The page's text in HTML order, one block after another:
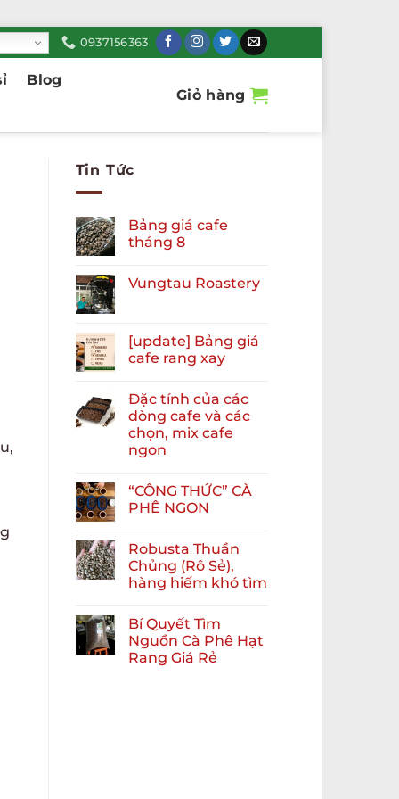
0937156363
Blog
Giỏ hàng
Tin Tức
Bảng giá cafe
tháng 8
Vungtau Roastery
[update] Bảng giá
cafe rang xay
Đặc tính của các
dòng cafe và các
chọn, mix cafe
ngon
“CÔNG THỨC” CÀ
PHÊ NGON
Robusta Thuần
Chủng (Rô Sẻ),
hàng hiếm khó tìm
Bí Quyết Tìm
Nguồn Cà Phê Hạt
Rang Giá Rẻ